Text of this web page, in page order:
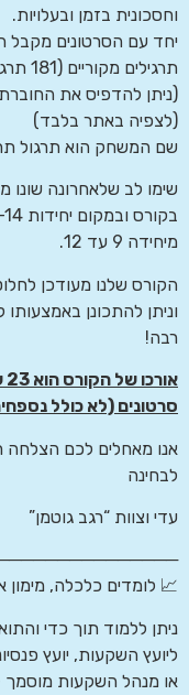
וחסכונית בזמן ובעלויות.
יחד עם הסרטונים מקבל
(ניתן להדפיס את
(לצפיה באתר בלבד)
שם המשחק הוא תרגול
שימו לב שלאחרונה שונו
מיחידה 9 עד 12.
הקורס שלנו מעודכן
וניתן להתכונן
רבה!
סרטונים (לא כולל
אנו מאחלים לכם הצלחה
לבחינה
עדי וצוות “רגב גוטמן”
📈 לומדים כלכלה, מימון
ניתן ללמוד תוך כדי
ליועץ השקעות, יועץ
או מנהל השקעות